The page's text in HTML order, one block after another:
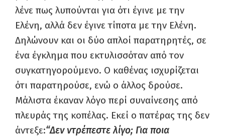
λένε πως λυπούνται για ότι έγινε με την
Ελένη, αλλά δεν έγινε τίποτα με την Ελένη.
Δηλώνουν και οι δύο απλοί παρατηρητές, σε
ένα έγκλημα που εκτυλισσόταν από τον
συγκατηγορούμενο. Ο καθένας ισχυρίζεται
ότι παρατηρούσε, ενώ ο άλλος δρούσε.
Μάλιστα έκαναν λόγο περί συναίνεσης από
πλευράς της κοπέλας. Εκεί ο πατέρας της δεν
άντεξε:“Δεν ντρέπεστε λίγο; Για ποια